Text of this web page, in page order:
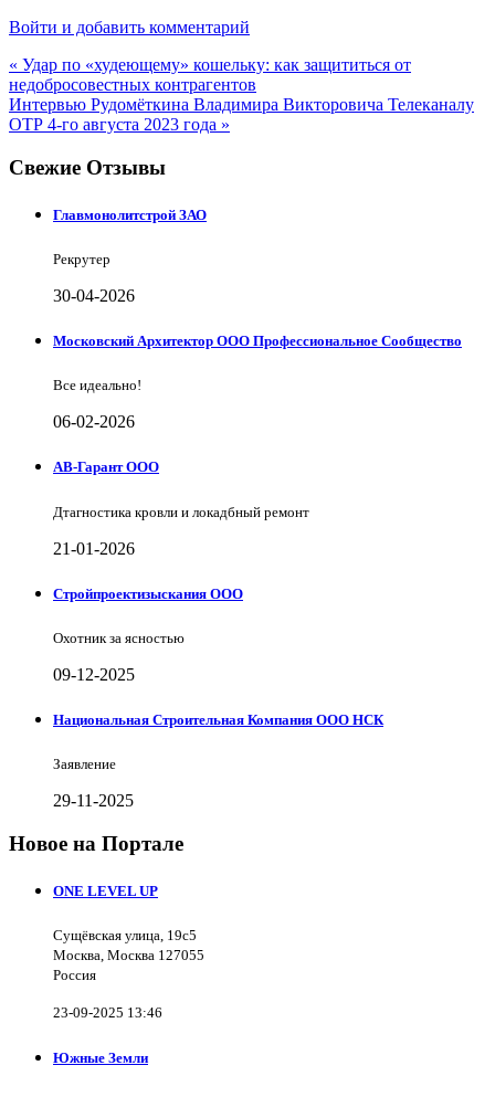
Войти и добавить комментарий
« Удар по «худеющему» кошельку: как защититься от
недобросовестных контрагентов
Интервью Рудомёткина Владимира Викторовича Телеканалу
ОТР 4-го августа 2023 года »
Свежие Отзывы
Главмонолитстрой ЗАО
Рекрутер
30-04-2026
Московский Архитектор ООО Профессиональное Сообщество
Все идеально!
06-02-2026
АВ-Гарант ООО
Дтагностика кровли и локадбный ремонт
21-01-2026
Стройпроектизыскания ООО
Охотник за ясностью
09-12-2025
Национальная Строительная Компания ООО НСК
Заявление
29-11-2025
Новое на Портале
ONE LEVEL UP
Сущёвская улица, 19с5
Москва, Москва 127055
Россия
23-09-2025 13:46
Южные Земли